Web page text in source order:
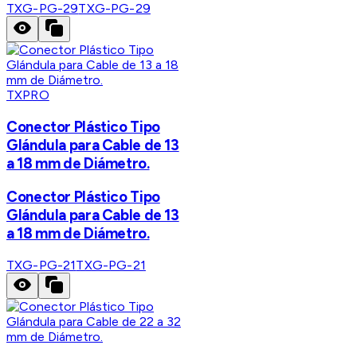
TXG-PG-29TXG-PG-29
TXPRO
Conector Plástico Tipo
Glándula para Cable de 13
a 18 mm de Diámetro.
Conector Plástico Tipo
Glándula para Cable de 13
a 18 mm de Diámetro.
TXG-PG-21TXG-PG-21